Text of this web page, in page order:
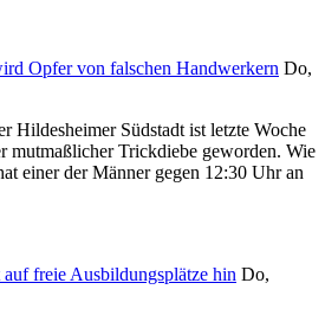
Opfer von falschen Handwerkern Do,
Hildesheimer Südstadt ist letzte Woche
mutmaßlicher Trickdiebe geworden. Wie
einer der Männer gegen 12:30 Uhr an
freie Ausbildungsplätze hin Do,